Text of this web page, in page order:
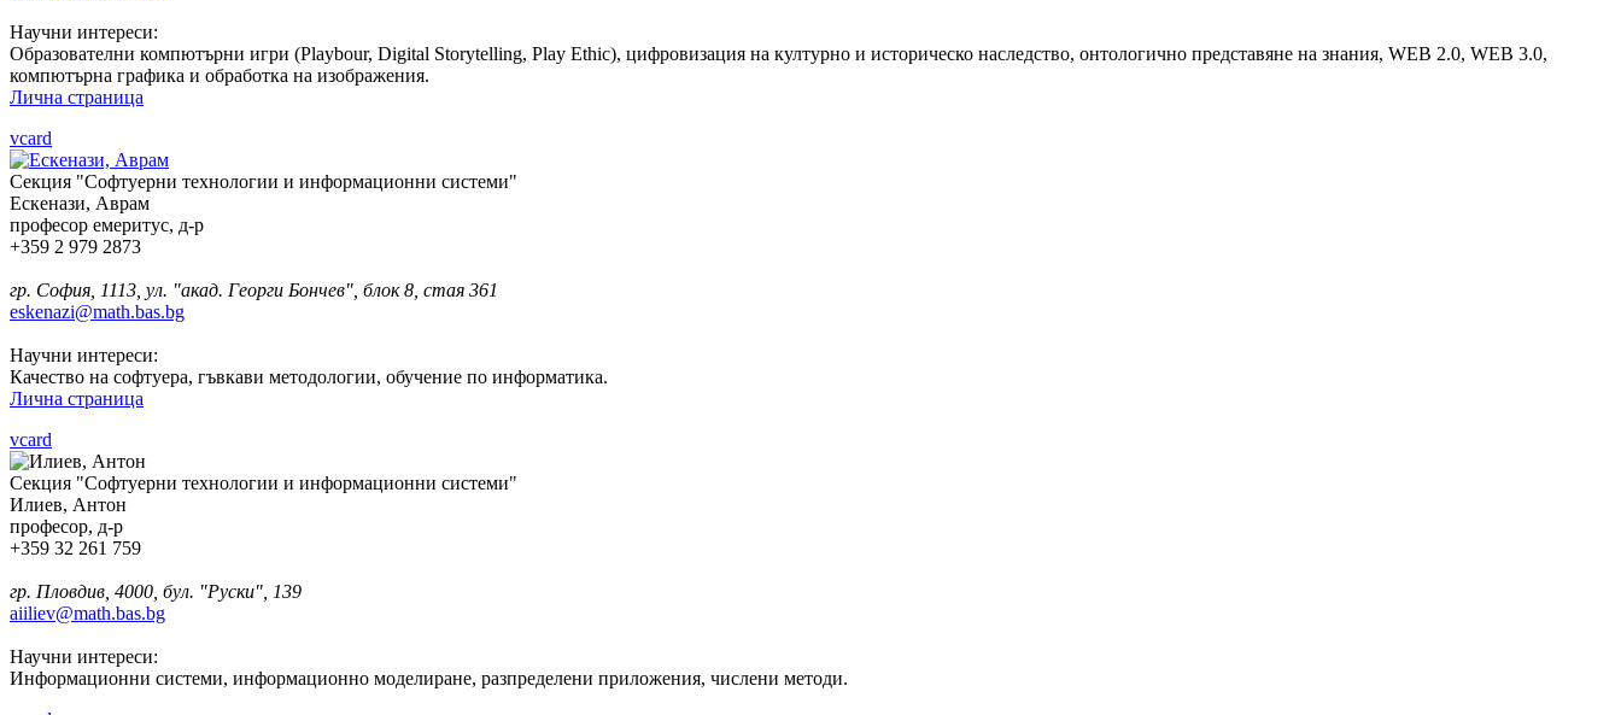
Научни интереси:
Образователни компютърни игри (Playbour, Digital Storytelling, Play Ethic), цифровизация на културно и историческо наследство, онтологично представяне на знания, WEB 2.0, WEB 3.0,
компютърна графика и обработка на изображения.
Лична страница
vcard
Секция "Софтуерни технологии и информационни системи"
Ескенази, Аврам
професор емеритус, д-р
+359 2 979 2873
гр. София, 1113, ул. "акад. Георги Бончев", блок 8, стая 361
eskenazi@math.bas.bg
Научни интереси:
Качество на софтуера, гъвкави методологии, обучение по информатика.
Лична страница
vcard
Секция "Софтуерни технологии и информационни системи"
Илиев, Антон
професор, д-р
+359 32 261 759
гр. Пловдив, 4000, бул. "Руски", 139
aiiliev@math.bas.bg
Научни интереси:
Информационни системи, информационно моделиране, разпределени приложения, числени методи.